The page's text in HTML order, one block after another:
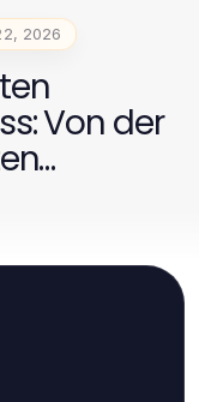
2026
Von der